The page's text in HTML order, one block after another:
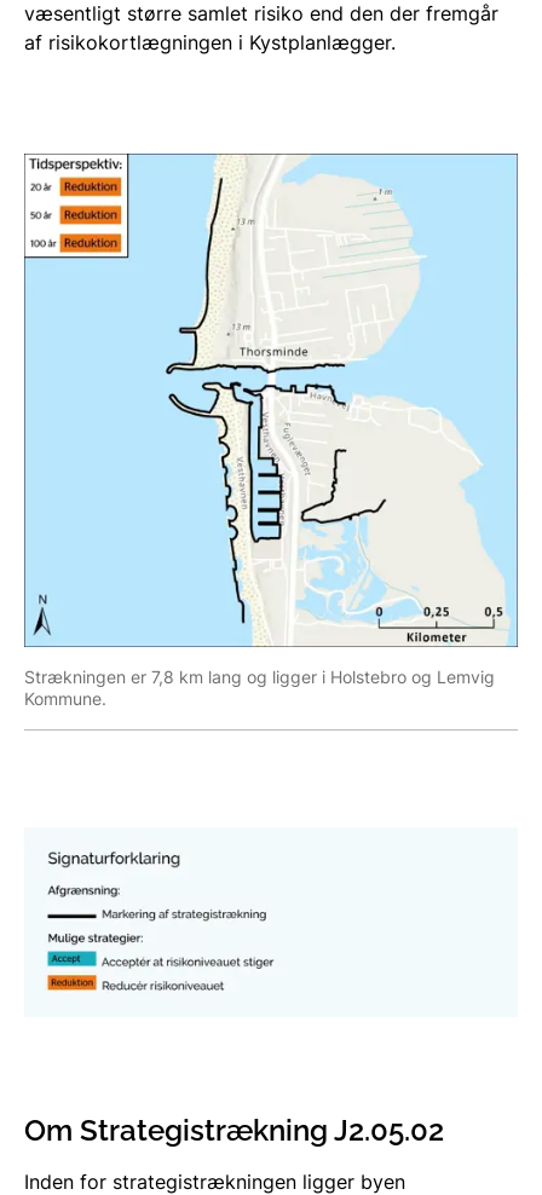
væsentligt større samlet risiko end den der fremgår
af risikokortlægningen i Kystplanlægger.
Strækningen er 7,8 km lang og ligger i Holstebro og Lemvig
Kommune.
Om Strategistrækning J2.05.02
Inden for strategistrækningen ligger byen